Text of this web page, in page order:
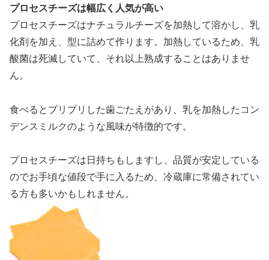
プロセスチーズは幅広く人気が高い
プロセスチーズはナチュラルチーズを加熱して溶かし、乳
化剤を加え、型に詰めて作ります。加熱しているため、乳
酸菌は死滅していて、それ以上熟成することはありませ
ん。
食べるとプリプリした歯ごたえがあり、乳を加熱したコン
デンスミルクのような風味が特徴的です。
プロセスチーズは日持ちもしますし、品質が安定している
のでお手頃な値段で手に入るため、冷蔵庫に常備されてい
る方も多いかもしれません。